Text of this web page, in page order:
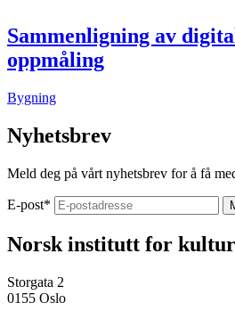
Sammenligning av
oppmåling
Bygning
Nyhetsbrev
Meld deg på vårt nyhetsbrev for å få
E-post*
Norsk institutt for
Storgata 2
0155 Oslo